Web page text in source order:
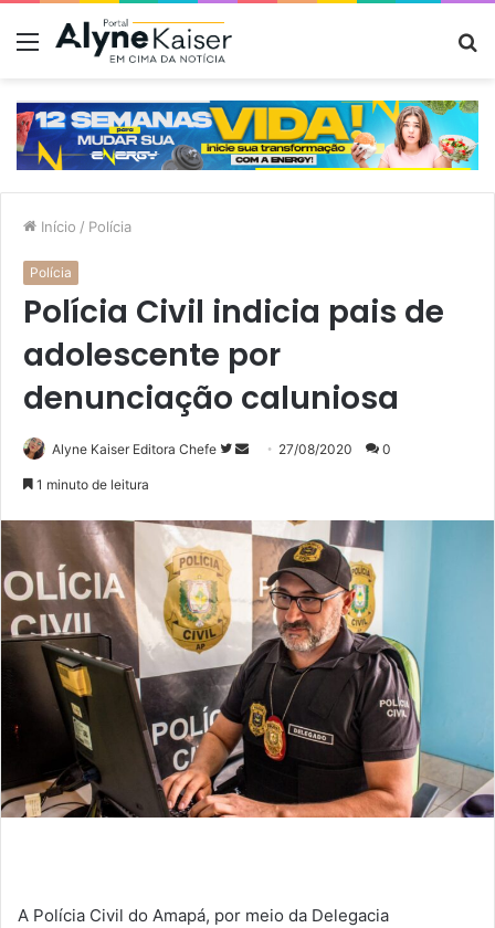
Menu
Início / Polícia
Polícia
Polícia Civil indicia pais de
adolescente por
denunciação caluniosa
Alyne Kaiser Editora Chefe
SigaMande
mail
27/08/2020 0
1 minuto de leitura
A Polícia Civil do Amapá, por meio da Delegacia